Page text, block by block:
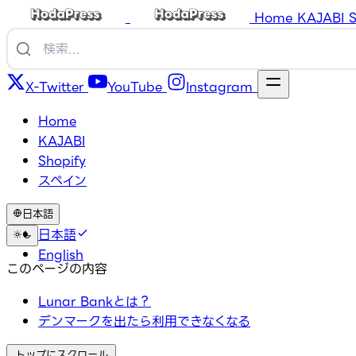
Home KAJABI
X-Twitter YouTube
Instagram
Home
KAJABI
Shopify
スペイン
日本語
日本語
English
このページの内容
Lunar Bankとは？
デンマークを出たら利用できなくなる